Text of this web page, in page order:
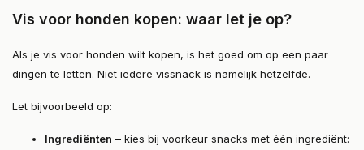
Vis voor honden kopen: waar let je op?
Als je vis voor honden wilt kopen, is het goed om op een paar
dingen te letten. Niet iedere vissnack is namelijk hetzelfde.
Let bijvoorbeeld op:
Ingrediënten – kies bij voorkeur snacks met één ingrediënt: